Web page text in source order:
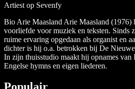
Artiest op Sevenfy
Bio Arie Maasland Arie Maasland (1976)
voorliefde voor muziek en teksten. Sinds
ruime ervaring opgedaan als organist en
dichter is hij o.a. betrokken bij De
In zijn thuisstudio maakt hij opnames
Engelse hymns en eigen liederen.
Populair